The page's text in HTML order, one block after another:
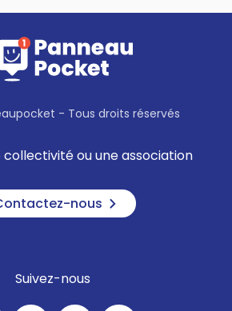
- Tous droits réservés
collectivité ou une association
nous
Suivez-nous